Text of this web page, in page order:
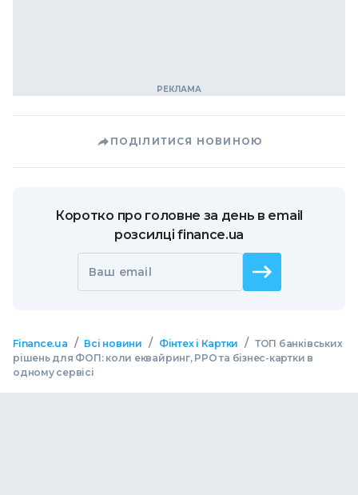
ПОДІЛИТИСЯ НОВИНОЮ
Коротко про головне за день в email
розсилці finance.ua
Ваш email
Finance.ua / Всі новини / Фінтех і Картки / ТОП банківських
рішень для ФОП: коли еквайринг, РРО та бізнес-картки в
одному сервісі